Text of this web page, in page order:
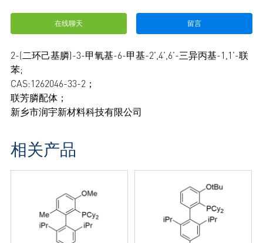
在线聊天 留言
2-(二环己基膦)-3-甲氧基-6-甲基-2',4',6'-三异丙基-1,1'-联
苯;
CAS:1262046-33-2；
联芳膦配体；
新乡市润宇新材料科技有限公司
相关产品